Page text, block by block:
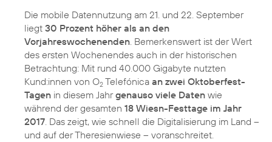
Die mobile Datennutzung am 21. und 22. September
liegt 30 Prozent höher als an den
Vorjahreswochenenden. Bemerkenswert ist der Wert
des ersten Wochenendes auch in der historischen
Betrachtung: Mit rund 40.000 Gigabyte nutzten
Kund:innen von O2 Telefónica an zwei Oktoberfest-
Tagen in diesem Jahrgenauso viele Daten wie
während der gesamten 18 Wiesn-Festtage im Jahr
2017. Das zeigt, wie schnell die Digitalisierung im Land –
und auf der Theresienwiese – voranschreitet.